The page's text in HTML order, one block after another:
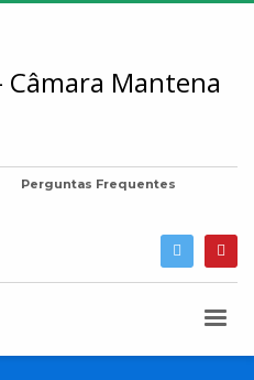
Perguntas Frequentes